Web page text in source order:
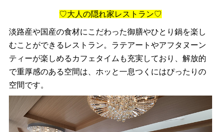
♡大人の隠れ家レストラン♡
淡路産や国産の食材にこだわった御膳やひとり鍋を楽し
むことができるレストラン。ラテアートやアフタヌーン
ティーが楽しめるカフェタイムも充実しており、解放的
で重厚感のある空間は、ホッと一息つくにはぴったりの
空間です。